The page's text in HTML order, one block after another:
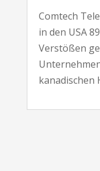
Comtech
in den USA
Verstößen
kanadischen